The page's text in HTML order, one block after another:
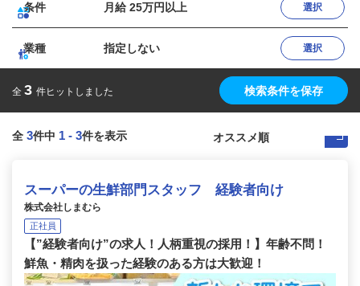
条件 月給 25万円以上 選択
業種 指定しない 選択
全 3 件ヒットしました 検索条件を保存
全 3件中 1 - 3件を表示
スーパーの生鮮部門スタッフ 経験者向け
株式会社しまむら
正社員
【”経験者向け”の求人！人柄重視の採用！】年齢不問！
鮮魚・精肉を扱った経験のある方は大歓迎！